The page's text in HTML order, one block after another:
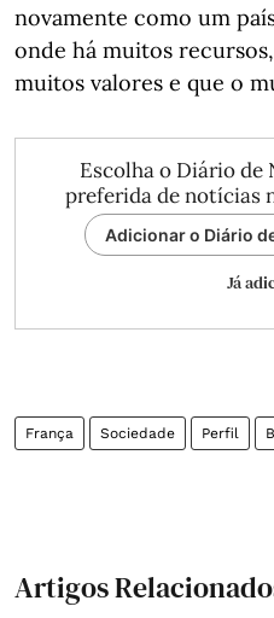
novamente como um
onde há muitos
muitos valores e que o
Escolha o Diário
preferida de notícias
Adicionar o Diário
Já
França Sociedade Perfil
Artigos